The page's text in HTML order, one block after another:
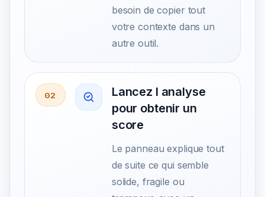
besoin de copier tout
votre contexte dans un
autre outil.
02
Lancez l analyse
pour obtenir un
score
Le panneau explique tout
de suite ce qui semble
solide, fragile ou